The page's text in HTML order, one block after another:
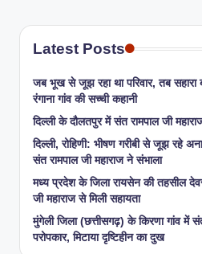
Latest Posts
जब भूख से जूझ रहा था परिवार, तब सहारा
रंगाना गांव की सच्ची कहानी
​दिल्ली के दौलतपुर में संत रामपाल जी
दिल्ली, रोहिणी: भीषण गरीबी से जूझ रहे
संत रामपाल जी महाराज ने संभाला
मध्य प्रदेश के जिला रायसेन की तहसील
जी महाराज से मिली सहायता
​मुंगेली जिला (छत्तीसगढ़) के किरणा गांव में
परोपकार, मिटाया दृष्टिहीन का दुख